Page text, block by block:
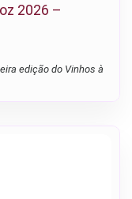
2026 –
edição do Vinhos à